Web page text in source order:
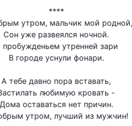
****
утром, мальчик мой родной,
Сон уже развеялся ночной.
пробужденьем утренней зари
В городе уснули фонари.
А тебе давно пора вставать,
любимую кровать -
Дома оставаться нет причин.
утром, лучший из мужчин!